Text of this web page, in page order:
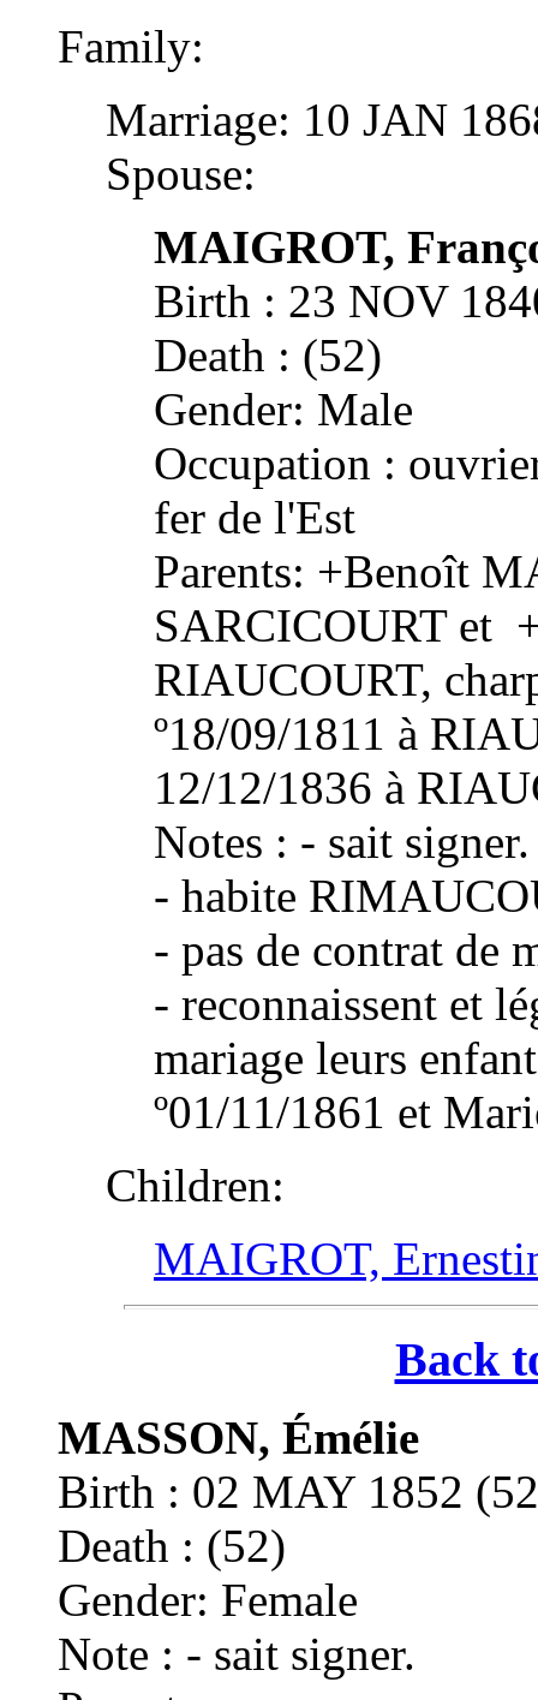
Family:
Marriage: 10 JAN
Spouse:
MAIGROT,
Birth : 23 NOV
Death : (52)
Gender: Male
Occupation :
fer de l'Est
Parents: +Benoît
SARCICOURT et
RIAUCOURT,
º18/09/1811 à
12/12/1836 à
Notes : - sait signer.
- habite
- pas de contrat de
- reconnaissent et
mariage leurs
º01/11/1861 et
Children:
MAIGROT,
Back
MASSON, Émélie
Birth : 02 MAY 1852
Death : (52)
Gender: Female
Note : - sait signer.